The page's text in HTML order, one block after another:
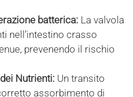
batterica: La valvola
nell’intestino crasso
prevenendo il rischio
Nutrienti: Un transito
assorbimento di